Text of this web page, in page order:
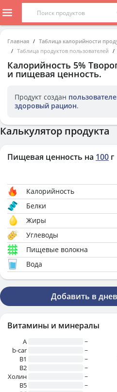
Главная
Таблица калорийности
Таблица продуктов пользователей
Калорийность 5%
и пищевая ценность.
Продукт создан
здоровый рацион.
Калькулятор продукта
Пищевая ценность на 100 г
Калорийность
Белки
Жиры
Углеводы
Пищевые волокна
Вода
Добавить в
Витамины и минералы
A
~
b-car
~
В1
~
B2
~
Холин
~
B5
~